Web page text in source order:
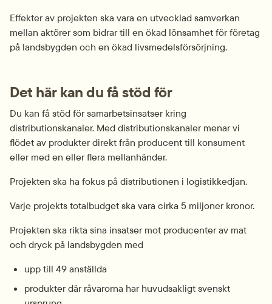
Effekter av projekten ska vara en utvecklad samverkan
mellan aktörer som bidrar till en ökad lönsamhet för företag
på landsbygden och en ökad livsmedelsförsörjning.
Det här kan du få stöd för
Du kan få stöd för samarbetsinsatser kring
distributionskanaler. Med distributionskanaler menar vi
flödet av produkter direkt från producent till konsument
eller med en eller flera mellanhänder.
Projekten ska ha fokus på distributionen i logistikkedjan.
Varje projekts totalbudget ska vara cirka 5 miljoner kronor.
Projekten ska rikta sina insatser mot producenter av mat
och dryck på landsbygden med
upp till 49 anställda
produkter där råvarorna har huvudsakligt svenskt